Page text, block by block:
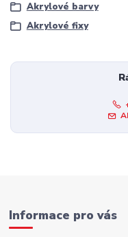
Akrylové barvy
Akrylové fixy
Informace pro vás